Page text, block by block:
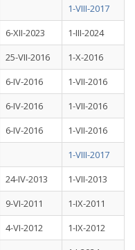
1-VIII-2017
6-XII-2023
1-III-2024
25-VII-2016
1-X-2016
6-IV-2016
1-VII-2016
6-IV-2016
1-VII-2016
6-IV-2016
1-VII-2016
1-VIII-2017
24-IV-2013
1-VII-2013
9-VI-2011
1-IX-2011
4-VI-2012
1-IX-2012